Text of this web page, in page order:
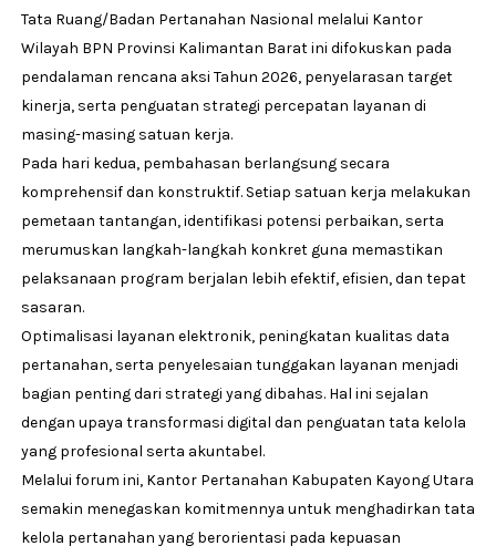
Tata Ruang/Badan Pertanahan Nasional melalui Kantor
Wilayah BPN Provinsi Kalimantan Baratini difokuskan pada
pendalaman rencana aksi Tahun 2026, penyelarasan target
kinerja, serta penguatan strategi percepatan layanan di
masing-masing satuan kerja.
Pada hari kedua, pembahasan berlangsung secara
komprehensif dan konstruktif. Setiap satuan kerja melakukan
pemetaan tantangan, identifikasi potensi perbaikan, serta
merumuskan langkah-langkah konkret guna memastikan
pelaksanaan program berjalan lebih efektif, efisien, dan tepat
sasaran.
Optimalisasi layanan elektronik, peningkatan kualitas data
pertanahan, serta penyelesaian tunggakan layanan menjadi
bagian penting dari strategi yang dibahas. Hal ini sejalan
dengan upaya transformasi digital dan penguatan tata kelola
yang profesional serta akuntabel.
Melalui forum ini, Kantor Pertanahan Kabupaten Kayong Utara
semakin menegaskan komitmennya untuk menghadirkan tata
kelola pertanahan yang berorientasi pada kepuasan